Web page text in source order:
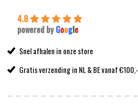
4.8
powered by Google
Snel afhalen in onze store
Gratis verzending in NL & BE vanaf €100,-